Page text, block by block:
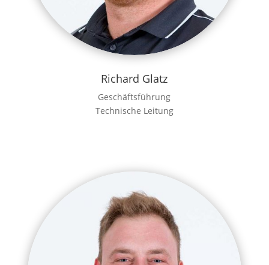
Richard Glatz
Geschäftsführung
Technische Leitung